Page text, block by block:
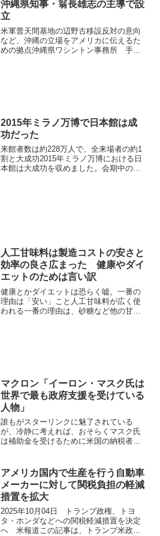
沖縄県知事・翁長雄志の主導で設
立
米軍普天間基地の辺野古移設反対の意向
など、沖縄の立場をアメリカに伝えるた
めの拠点沖縄県ワシントン事務所 手続
2015年ミラノ万博で日本館は成
功だった
来館者数は約228万人で、全来場者の約1
割と大成功2015年ミラノ万博における日
本館は大成功を収めました。会期中の来
人工甘味料は製造コストの安さと
効率の良さ広まった 健康やダイ
エットのためは言い訳
健康とかダイエットは恐らく嘘。一番の
理由は「安い」こと人工甘味料が広く使
われる一番の理由は、砂糖など他の甘味
マクロン「イーロン・マスク氏は
世界で最も政府支援を受けている
人物」
誰もがスターリンクに魅了されている
が、冷静に考えれば、おそらくマスク氏
は補助金を受けるために米国の納税者の
マスクは国からの補助金でビジネスをし
ているイーロン・マスク氏率...
アメリカ国内で生産を行う自動車
メーカーに対して関税負担の軽減
措置を拡大
2025年10月04日 トランプ政権、トヨ
タ・ホンダなどへの関税軽減措置を決定
へ 米報道この記事は、トランプ米政権